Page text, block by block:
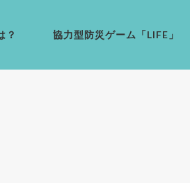
？ 協力型防災ゲーム「LIFE」